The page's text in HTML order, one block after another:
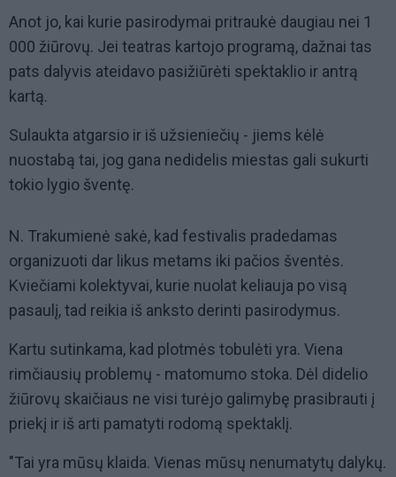
Anot jo, kai kurie pasirodymai pritraukė daugiau nei 1
000 žiūrovų. Jei teatras kartojo programą, dažnai tas
pats dalyvis ateidavo pasižiūrėti spektaklio ir antrą
kartą.
Sulaukta atgarsio ir iš užsieniečių - jiems kėlė
nuostabą tai, jog gana nedidelis miestas gali sukurti
tokio lygio šventę.
N. Trakumienė sakė, kad festivalis pradedamas
organizuoti dar likus metams iki pačios šventės.
Kviečiami kolektyvai, kurie nuolat keliauja po visą
pasaulį, tad reikia iš anksto derinti pasirodymus.
Kartu sutinkama, kad plotmės tobulėti yra. Viena
rimčiausių problemų - matomumo stoka. Dėl didelio
žiūrovų skaičiaus ne visi turėjo galimybę prasibrauti į
priekį ir iš arti pamatyti rodomą spektaklį.
"Tai yra mūsų klaida. Vienas mūsų nenumatytų dalykų.